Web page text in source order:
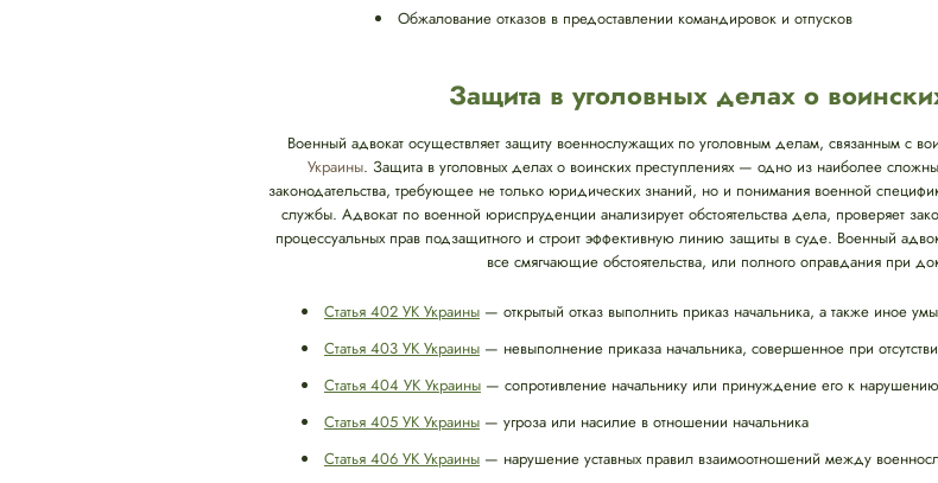
Обжалование отказов в предоставлении командировок и отпусков
Защита в уголовных делах о
Военный адвокат осуществляет защиту военнослужащих по уголовным делам, связанным с
Украины. Защита в уголовных делах о воинских преступлениях — одно из наиболее
законодательства, требующее не только юридических знаний, но и понимания военной
службы. Адвокат по военной юриспруденции анализирует обстоятельства дела, проверяет
процессуальных прав подзащитного и строит эффективную линию защиты в суде. Военный
все смягчающие обстоятельства, или полного оправдания при
Статья 402 УК Украины — открытый отказ выполнить приказ начальника, а также иное
Статья 403 УК Украины — невыполнение приказа начальника, совершенное при
Статья 404 УК Украины — сопротивление начальнику или принуждение его к
Статья 405 УК Украины — угроза или насилие в отношении начальника
Статья 406 УК Украины — нарушение уставных правил взаимоотношений между